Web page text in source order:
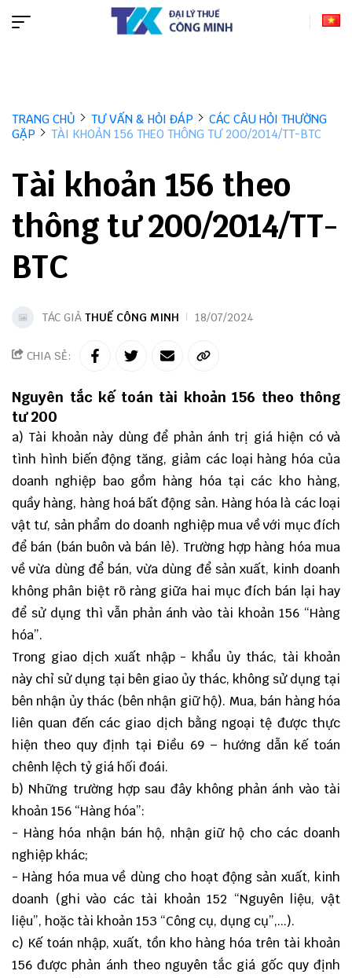
TRANG CHỦ TƯ VẤN & HỎI ĐÁP
CÁC CÂU HỎI THƯỜNG
GẶP
TÀI KHOẢN 156 THEO THÔNG TƯ 200/2014/TT-BTC
Tài khoản 156 theo
thông tư 200/2014/TT-
BTC
TÁC GIẢ THUẾ CÔNG MINH 18/07/2024
CHIA SẺ:
Nguyên tắc kế toán tài khoản 156 theo thông
tư 200
a) Tài khoản này dùng để phản ánh trị giá hiện có và
tình hình biến động tăng, giảm các loại hàng hóa của
doanh nghiệp bao gồm hàng hóa tại các kho hàng,
quầy hàng, hàng hoá bất động sản. Hàng hóa là các loại
vật tư, sản phẩm do doanh nghiệp mua về với mục đích
để bán (bán buôn và bán lẻ). Trường hợp hàng hóa mua
về vừa dùng để bán, vừa dùng để sản xuất, kinh doanh
không phân biệt rõ ràng giữa hai mục đích bán lại hay
để sử dụng thì vẫn phản ánh vào tài khoản 156 “Hàng
hóa”.
Trong giao dịch xuất nhập - khẩu ủy thác, tài khoản
này chỉ sử dụng tại bên giao ủy thác, không sử dụng tại
bên nhận ủy thác (bên nhận giữ hộ). Mua, bán hàng hóa
liên quan đến các giao dịch bằng ngoại tệ được thực
hiện theo quy định tại Điều 69 – hướng dẫn kế toán
chênh lệch tỷ giá hối đoái.
b) Những trường hợp sau đây không phản ánh vào tài
khoản 156 “Hàng hóa”:
- Hàng hóa nhận bán hộ, nhận giữ hộ cho các doanh
nghiệp khác;
- Hàng hóa mua về dùng cho hoạt động sản xuất, kinh
doanh (ghi vào các tài khoản 152 “Nguyên liệu, vật
liệu”, hoặc tài khoản 153 “Công cụ, dụng cụ”,...).
c) Kế toán nhập, xuất, tồn kho hàng hóa trên tài khoản
156 được phản ánh theo nguyên tắc giá gốc quy định